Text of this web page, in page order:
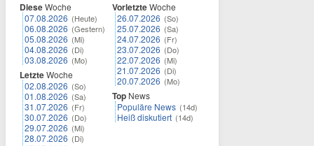
DieseWoche
07.08.2026 (Heute)
06.08.2026 (Gestern)
05.08.2026 (Mi)
04.08.2026 (Di)
03.08.2026 (Mo)
LetzteWoche
02.08.2026 (So)
01.08.2026 (Sa)
31.07.2026 (Fr)
30.07.2026 (Do)
29.07.2026 (Mi)
28.07.2026 (Di)
VorletzteWoche
26.07.2026 (So)
25.07.2026 (Sa)
24.07.2026 (Fr)
23.07.2026 (Do)
22.07.2026 (Mi)
21.07.2026 (Di)
20.07.2026 (Mo)
Top News
Populäre News (14d)
Heiß diskutiert (14d)